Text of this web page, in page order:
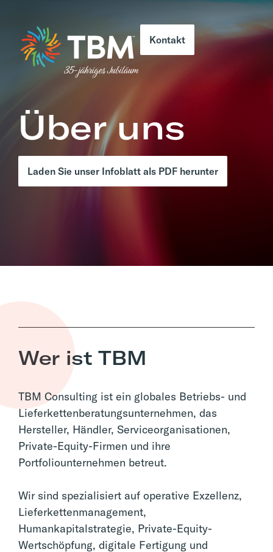
Kontakt
Über uns
Laden Sie unser Infoblatt als PDF herunter
Wer ist TBM
TBM Consulting ist ein globales Betriebs- und
Lieferkettenberatungsunternehmen, das
Hersteller, Händler, Serviceorganisationen,
Private-Equity-Firmen und ihre
Portfoliounternehmen betreut.
Wir sind spezialisiert auf operative Exzellenz,
Lieferkettenmanagement,
Humankapitalstrategie, Private-Equity-
Wertschöpfung, digitale Fertigung und